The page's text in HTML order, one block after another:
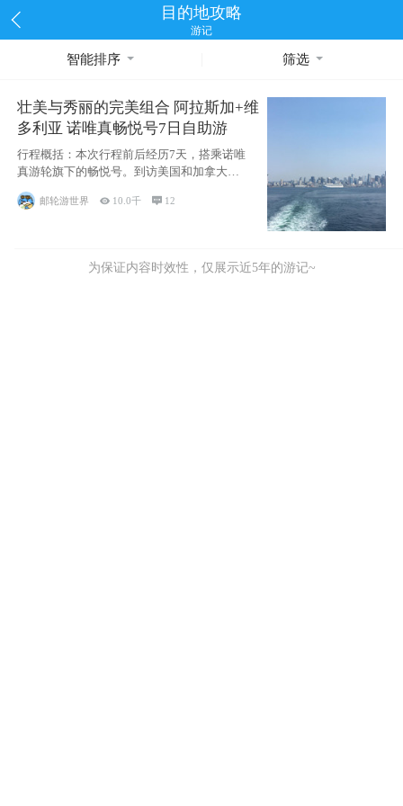
目的地攻略
游记
智能排序 筛选
壮美与秀丽的完美组合 阿拉斯加+维
多利亚 诺唯真畅悦号7日自助游
行程概括：本次行程前后经历7天，搭乘诺唯
真游轮旗下的畅悦号。到访美国和加拿大的4
个州/省：美国华盛顿州
邮轮游世界  10.0千  12
为保证内容时效性，仅展示近5年的游记~